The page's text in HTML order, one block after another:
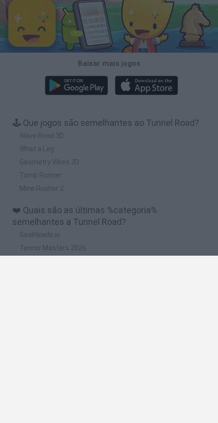
Baixar mais jogos
🕹️ Que jogos são semelhantes ao Tunnel Road?
Wave Road 3D
What a Leg
Geometry Vibes 3D
Tomb Runner
Mine Rusher 2
❤️ Quais são as últimas %categoria%
semelhantes a Tunnel Road?
GoalHeads.io
Tennis Masters 2026